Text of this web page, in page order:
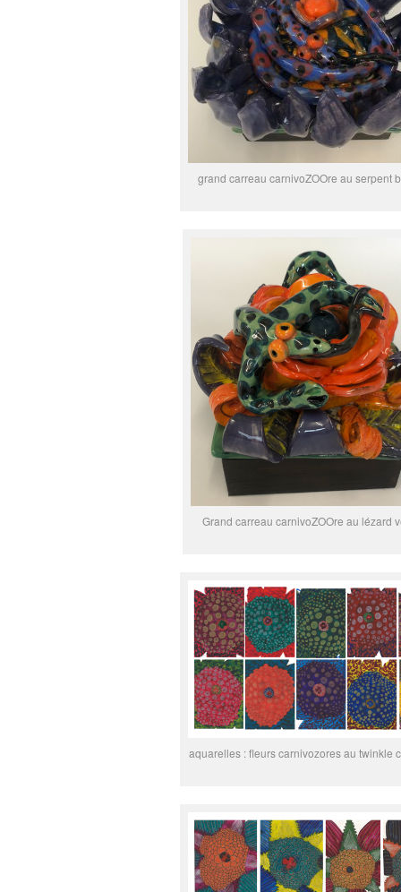
grand carreau carnivoZOOre au serpent
Grand carreau carnivoZOOre au lézard
aquarelles : fleurs carnivozores au twinkle